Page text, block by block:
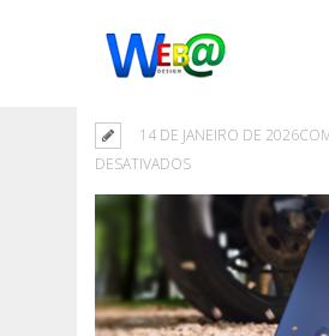
14 DE JANEIRO DE 2026
DESATIVADOSEM